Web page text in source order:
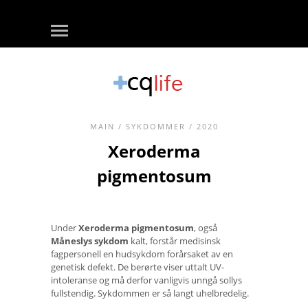
MAIN / SYKDOMMER / 2020
Xeroderma
pigmentosum
UnderXeroderma pigmentosum, også
Måneslys sykdom kalt, forstår medisinsk
fagpersonell en hudsykdom forårsaket av en
genetisk defekt. De berørte viser uttalt UV-
intoleranse og må derfor vanligvis unngå sollys
fullstendig. Sykdommen er så langt uhelbredelig.